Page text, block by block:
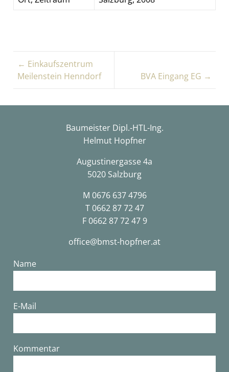
← Einkaufszentrum
Meilenstein Henndorf
BVA Eingang EG →
Baumeister Dipl.-HTL-Ing.
Helmut Hopfner
Augustinergasse 4a
5020 Salzburg
M 0676 637 4796
T0662 87 72 47
F 0662 87 72 47 9
office@bmst-hopfner.at
Name
E-Mail
Bitte lasse dieses Feld leer.
Kommentar